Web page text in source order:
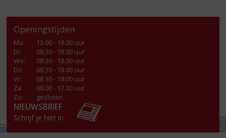
Openingstijden
Ma:
13.00 - 18.00 uur
Di:
08.30 - 18.00 uur
Wo:
08.30 - 18.00 uur
Do:
08.30 - 18.00 uur
Vr:
08.30 - 18:00 uur
Za:
08.00 - 17.00 uur
Zo:
gesloten
NIEUWSBRIEF
Schrijf je hier in